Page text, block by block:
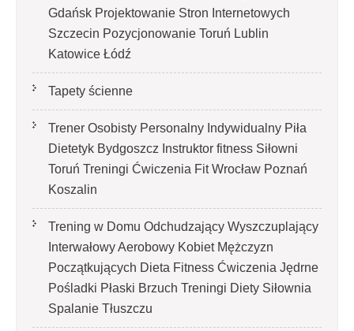
Gdańsk Projektowanie Stron Internetowych
Szczecin Pozycjonowanie Toruń Lublin
Katowice Łódź
Tapety ścienne
Trener Osobisty Personalny Indywidualny Piła
Dietetyk Bydgoszcz Instruktor fitness Siłowni
Toruń Treningi Ćwiczenia Fit Wrocław Poznań
Koszalin
Trening w Domu Odchudzający Wyszczuplający
Interwałowy Aerobowy Kobiet Mężczyzn
Początkujących Dieta Fitness Ćwiczenia Jędrne
Pośladki Płaski Brzuch Treningi Diety Siłownia
Spalanie Tłuszczu